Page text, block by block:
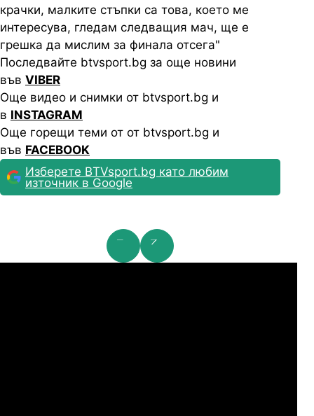
крачки, малките стъпки са това, което ме
интересува, гледам следващия мач, ще е
грешка да мислим за финала отсега"
Последвайте btvsport.bg за още новини
във VIBER
Още видео и снимки от btvsport.bg и
в INSTAGRAM
Още горещи теми от от btvsport.bg и
във FACEBOOK
Изберете BTVsport.bg като любим
източник в Google